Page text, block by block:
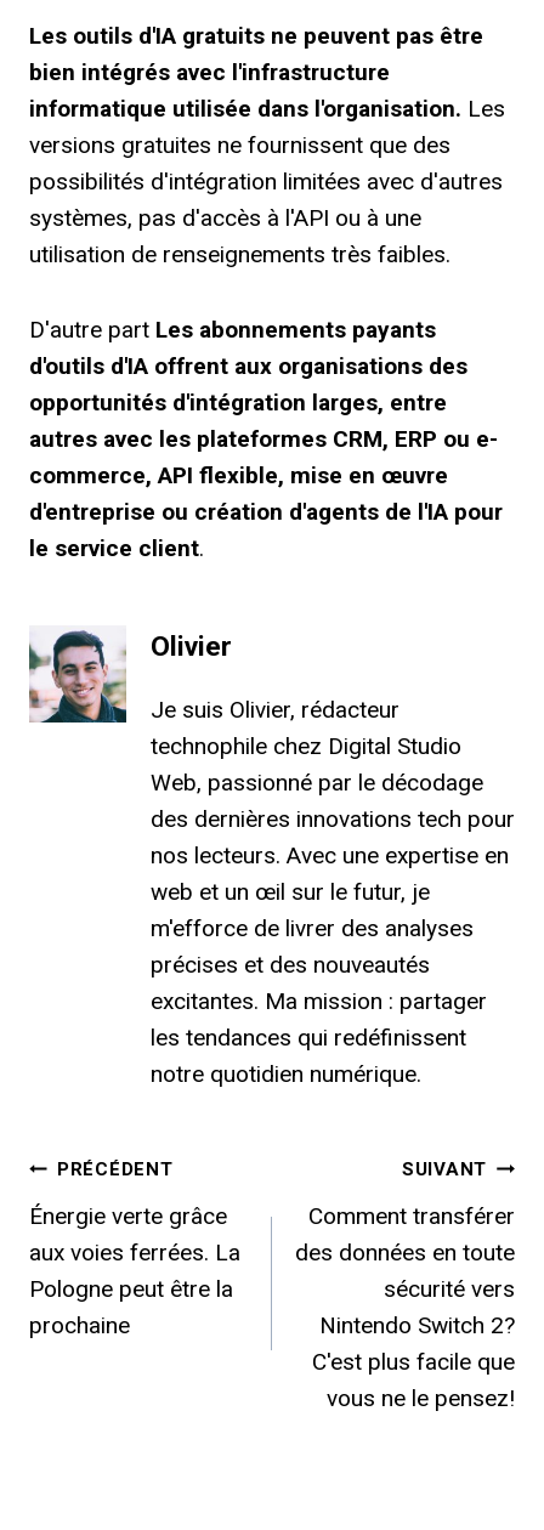
Les outils d'IA gratuits ne peuvent pas être
bien intégrés avec l'infrastructure
informatique utilisée dans l'organisation. Les
versions gratuites ne fournissent que des
possibilités d'intégration limitées avec d'autres
systèmes, pas d'accès à l'API ou à une
utilisation de renseignements très faibles.
D'autre part Les abonnements payants
d'outils d'IA offrent aux organisations des
opportunités d'intégration larges, entre
autres avec les plateformes CRM, ERP ou e-
commerce, API flexible, mise en œuvre
d'entreprise ou création d'agents de l'IA pour
le service client.
Olivier
Je suis Olivier, rédacteur
technophile chez Digital Studio
Web, passionné par le décodage
des dernières innovations tech pour
nos lecteurs. Avec une expertise en
web et un œil sur le futur, je
m'efforce de livrer des analyses
précises et des nouveautés
excitantes. Ma mission : partager
les tendances qui redéfinissent
notre quotidien numérique.
Navigation
de
l’article
PRÉCÉDENT
Énergie verte grâce
aux voies ferrées. La
Pologne peut être la
prochaine
SUIVANT
Comment transférer
des données en toute
sécurité vers
Nintendo Switch 2?
C'est plus facile que
vous ne le pensez!